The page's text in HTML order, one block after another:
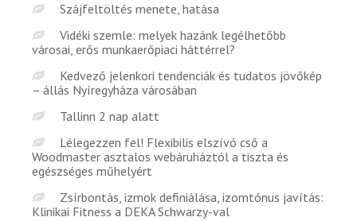
Szájfeltöltés menete, hatása
Vidéki szemle: melyek hazánk legélhetőbb
városai, erős munkaerőpiaci háttérrel?
Kedvező jelenkori tendenciák és tudatos jövőkép
– állás Nyíregyháza városában
Tallinn 2 nap alatt
Lélegezzen fel! Flexibilis elszívó cső a
Woodmaster asztalos webáruháztól a tiszta és
egészséges műhelyért
Zsírbontás, izmok definiálása, izomtónus javítás:
Klinikai Fitness a DEKA Schwarzy-val